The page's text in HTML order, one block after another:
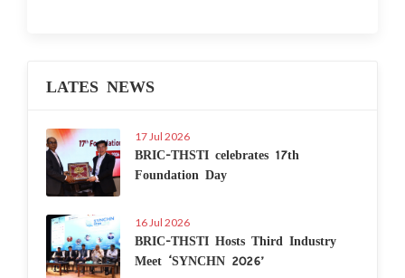
LATES NEWS
17 Jul 2026
BRIC-THSTI celebrates 17th
Foundation Day
16 Jul 2026
BRIC-THSTI Hosts Third Industry
Meet ‘SYNCHN 2026’